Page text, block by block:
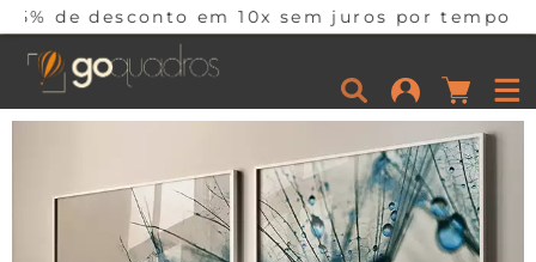
em 10x sem juros por tempo limitado.